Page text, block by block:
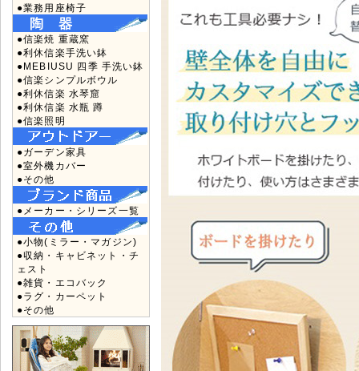
●業務用座椅子
●信楽焼 重蔵窯
●利休信楽手洗い鉢
●MEBIUSU 四季 手洗い鉢
●信楽シンプルボウル
●利休信楽 水琴窟
●利休信楽 水瓶 蹲
●信楽照明
●ガーデン家具
●室外機カバー
●その他
●メーカー・シリーズ一覧
●小物(ミラー・マガジン)
●収納・キャビネット・チ
ェスト
●雑貨・エコバック
●ラグ・カーペット
●その他